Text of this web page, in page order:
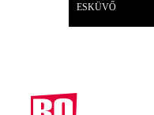
ESKÜVŐ